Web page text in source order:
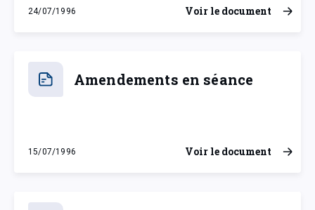
24/07/1996
mercredi 24 juillet 1996
Voir le document
Amendements en séance
15/07/1996
lundi 15 juillet 1996
Voir le document